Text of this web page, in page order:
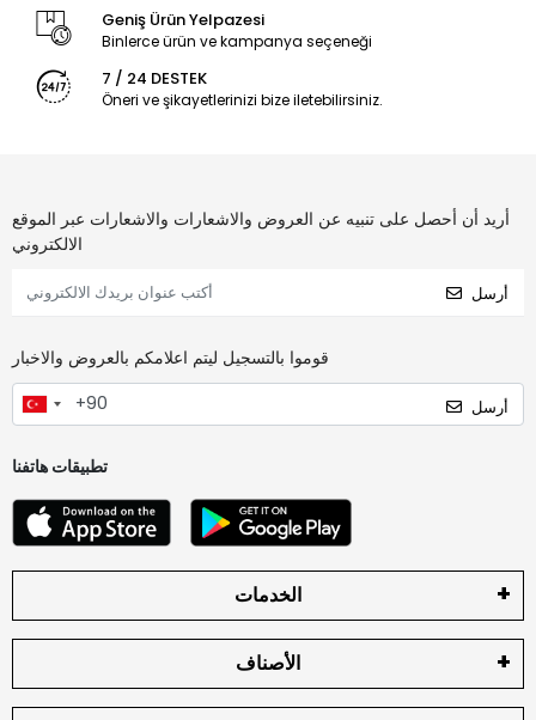
Geniş Ürün Yelpazesi
Binlerce ürün ve kampanya seçeneği
7 / 24 DESTEK
Öneri ve şikayetlerinizi bize iletebilirsiniz.
أريد أن أحصل على تنبيه عن العروض والاشعارات والاشعارات عبر الموقع
الالكتروني
أرسل
قوموا بالتسجيل ليتم اعلامكم بالعروض والاخبار
أرسل
تطبيقات هاتفنا
الخدمات
الأصناف